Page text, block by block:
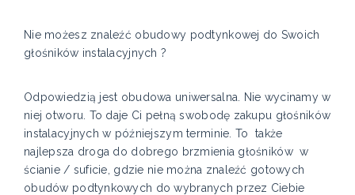
Nie możesz znaleźć obudowy podtynkowej do Swoich
głośników instalacyjnych ?
Odpowiedzią jest obudowa uniwersalna. Nie wycinamy w
niej otworu. To daje Ci pełną swobodę zakupu głośników
instalacyjnych w późniejszym terminie. To także
najlepsza droga do dobrego brzmienia głośników w
ścianie / suficie, gdzie nie można znaleźć gotowych
obudów podtynkowych do wybranych przez Ciebie